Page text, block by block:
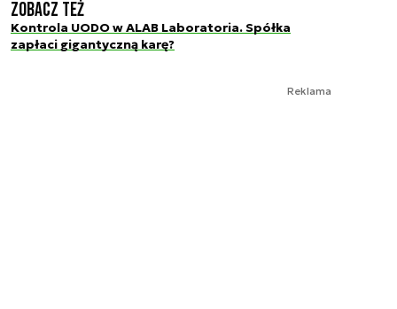
Zobacz też
Kontrola UODO w ALAB Laboratoria. Spółka
zapłaci gigantyczną karę?
Reklama